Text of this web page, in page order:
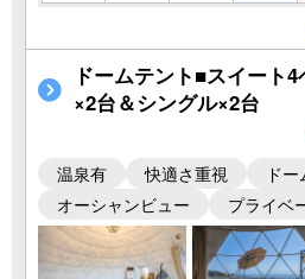
ドームテント■スイート
×2台＆シングル×2台
温泉有 快適さ重視
ド
オーシャンビュー
プライベ